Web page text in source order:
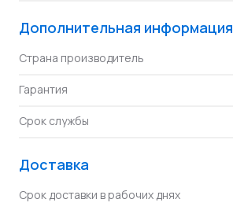
Дополнительная информация
Страна производитель
Гарантия
Срок службы
Доставка
Срок доставки в рабочих днях